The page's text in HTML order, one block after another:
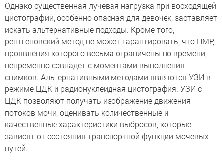
Однако существенная лучевая нагрузка при восходящей
цистографии, особенно опасная для девочек, заставляет
искать альтернативные подходы. Кроме того,
рентгеновский метод не может гарантировать, что ПМР,
проявления которого весьма ограничены по времени,
непременно совпадет с моментами выполнения
снимков. Альтернативными методами являются УЗИ в
режиме ЦДК и радионуклеидная цистография. УЗИ с
ЦДК позволяют получать изображение движения
потоков мочи, оценивать количественные и
качественные характеристики выбросов, которые
зависят от состояния транспортной функции мочевых
путей.